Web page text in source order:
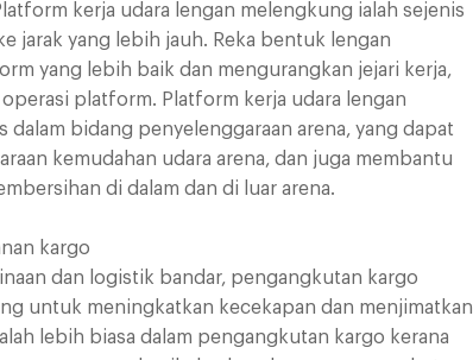
kerja udara lengan melengkung ialah sejenis
jarak yang lebih jauh. Reka bentuk lengan
yang lebih baik dan mengurangkan jejari kerja,
platform. Platform kerja udara lengan
bidang penyelenggaraan arena, yang dapat
kemudahan udara arena, dan juga membantu
di dalam dan di luar arena.
kargo
dan logistik bandar, pengangkutan kargo
untuk meningkatkan kecekapan dan menjimatkan
lebih biasa dalam pengangkutan kargo kerana